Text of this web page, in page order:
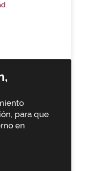
para que
en